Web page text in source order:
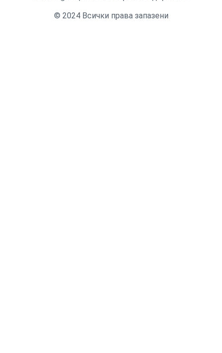
© 2024 Всички права запазени